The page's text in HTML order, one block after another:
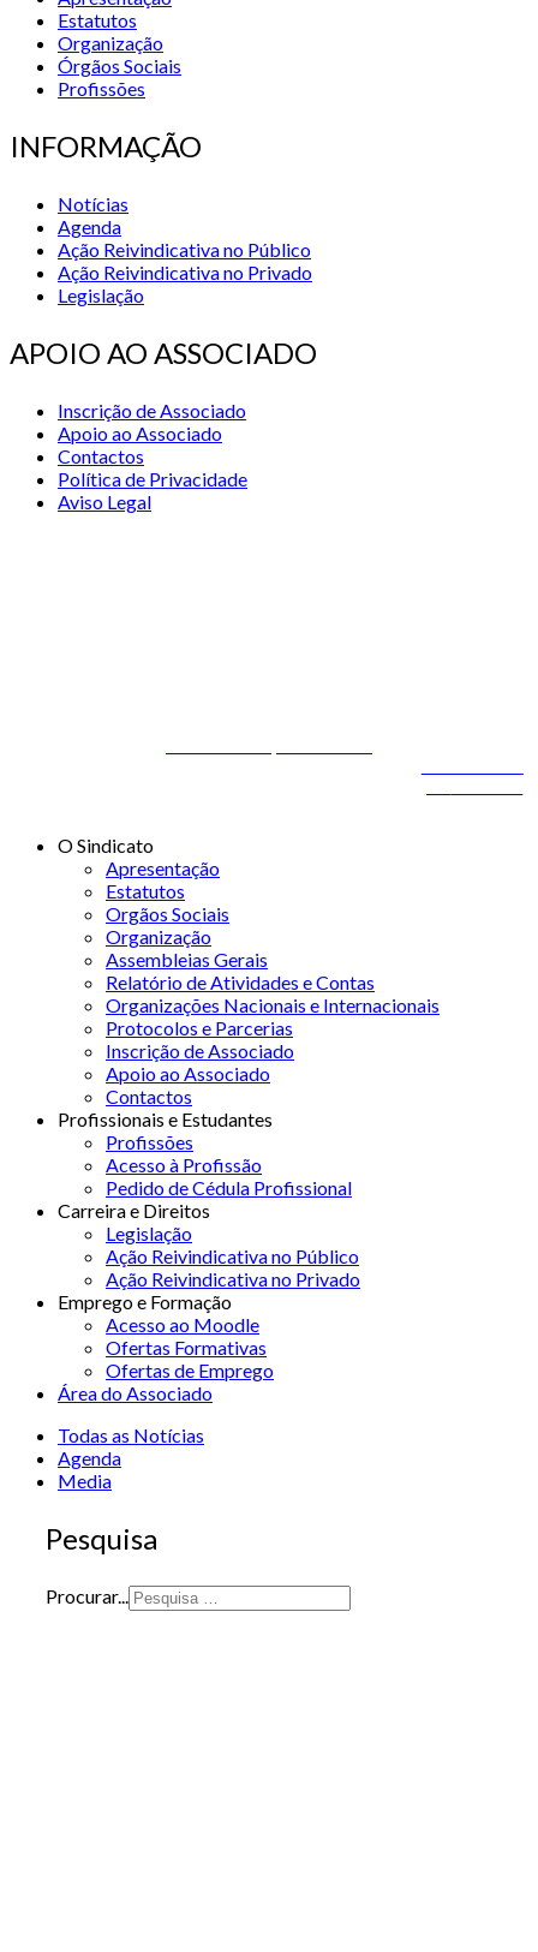
Estatutos
Organização
Órgãos Sociais
Profissões
INFORMAÇÃO
Notícias
Agenda
Ação Reivindicativa no Público
Ação Reivindicativa no Privado
Legislação
APOIO AO ASSOCIADO
Inscrição de Associado
Apoio ao Associado
Contactos
Política de Privacidade
Aviso Legal
O Sindicato
Apresentação
Estatutos
Orgãos Sociais
Organização
Assembleias Gerais
Relatório de Atividades e Contas
Organizações Nacionais e Internacionais
Protocolos e Parcerias
Inscrição de Associado
Apoio ao Associado
Contactos
Profissionais e Estudantes
Profissões
Acesso à Profissão
Pedido de Cédula Profissional
Carreira e Direitos
Legislação
Ação Reivindicativa no Público
Ação Reivindicativa no Privado
Emprego e Formação
Acesso ao Moodle
Ofertas Formativas
Ofertas de Emprego
Área do Associado
Todas as Notícias
Agenda
Media
Pesquisa
Procurar...